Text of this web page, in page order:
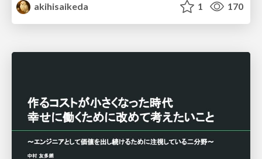
akihisaikeda
1 170